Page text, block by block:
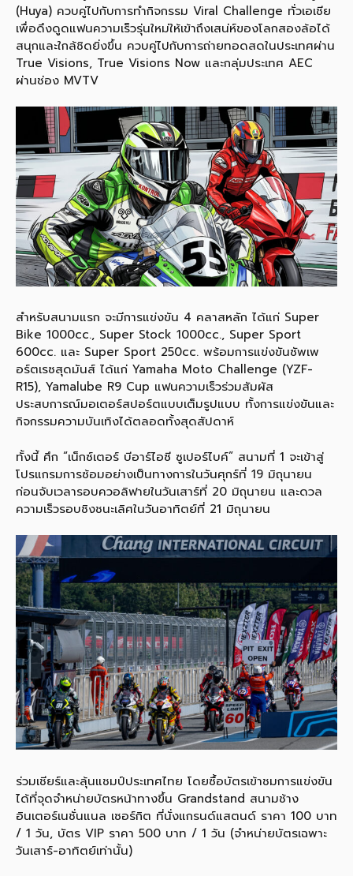
(Huya) ควบคู่ไปกับการทำกิจกรรม Viral Challenge ทั่วเอเชีย
เพื่อดึงดูดแฟนความเร็วรุ่นใหม่ให้เข้าถึงเสน่ห์ของโลกสองล้อได้
สนุกและใกล้ชิดยิ่งขึ้น ควบคู่ไปกับการถ่ายทอดสดในประเทศผ่าน
True Visions, True Visions Now และกลุ่มประเทศ AEC
ผ่านช่อง MVTV
สำหรับสนามแรก จะมีการแข่งขัน 4 คลาสหลัก ได้แก่ Super
Bike 1000cc., Super Stock 1000cc., Super Sport
600cc. และ Super Sport 250cc. พร้อมการแข่งขันซัพเพ
อร์ตเรซสุดมันส์ ได้แก่ Yamaha Moto Challenge (YZF-
R15), Yamalube R9 Cup แฟนความเร็วร่วมสัมผัส
ประสบการณ์มอเตอร์สปอร์ตแบบเต็มรูปแบบ ทั้งการแข่งขันและ
กิจกรรมความบันเทิงได้ตลอดทั้งสุดสัปดาห์
ทั้งนี้ ศึก “เน็กซ์เตอร์ บีอาร์ไอซี ซูเปอร์ไบค์” สนามที่ 1 จะเข้าสู่
โปรแกรมการซ้อมอย่างเป็นทางการในวันศุกร์ที่ 19 มิถุนายน
ก่อนจับเวลารอบควอลิฟายในวันเสาร์ที่ 20 มิถุนายน และดวล
ความเร็วรอบชิงชนะเลิศในวันอาทิตย์ที่ 21 มิถุนายน
ร่วมเชียร์และลุ้นแชมป์ประเทศไทย โดยซื้อบัตรเข้าชมการแข่งขัน
ได้ที่จุดจำหน่ายบัตรหน้าทางขึ้น Grandstand สนามช้าง
อินเตอร์เนชั่นแนล เซอร์กิต ที่นั่งแกรนด์แสตนด์ ราคา 100 บาท
/ 1 วัน, บัตร VIP ราคา 500 บาท / 1 วัน (จำหน่ายบัตรเฉพาะ
วันเสาร์-อาทิตย์เท่านั้น)